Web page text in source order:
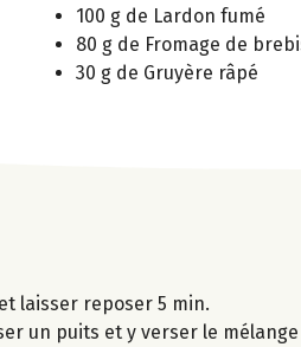
100 g de Lardon fumé
80 g de Fromage de
30 g de Gruyère râpé
laisser reposer 5 min.
un puits et y verser le